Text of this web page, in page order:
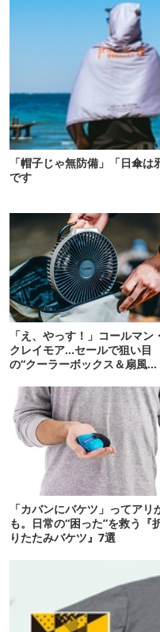
「帽子じゃ無防備」「日傘
です
「え、やっす！」コールマン・
クレイモア…セールで狙い目
の“クーラーボックス＆扇風
「カバンにバケツ」ってアリ
も。日常の“困った”を救う『
りたたみバケツ』7選